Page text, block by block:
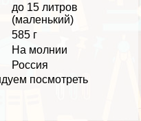
до 15 литров
(маленький)
585 г
На молнии
Россия
посмотреть